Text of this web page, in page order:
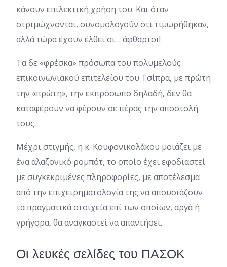
κάνουν επιλεκτική χρήση του. Και όταν
στριμώχνονται, συνομολογούν ότι τιμωρήθηκαν,
αλλά τώρα έχουν έλθει οι… άφθαρτοι!
Τα δε «φρέσκα» πρόσωπα του πολυμελούς
επικοινωνιακού επιτελείου του Τσίπρα, με πρώτη
την «πρώτη», την εκπρόσωπο δηλαδή, δεν θα
καταφέρουν να φέρουν σε πέρας την αποστολή
τους.
Μέχρι στιγμής, η κ. Κουφονικολάκου μοιάζει με
ένα αλαζονικό ρομπότ, το οποίο έχει εφοδιαστεί
με συγκεκριμένες πληροφορίες, με αποτέλεσμα
από την επιχειρηματολογία της να απουσιάζουν
τα πραγματικά στοιχεία επί των οποίων, αργά ή
γρήγορα, θα αναγκαστεί να απαντήσει.
Οι λευκές σελίδες του ΠΑΣΟΚ